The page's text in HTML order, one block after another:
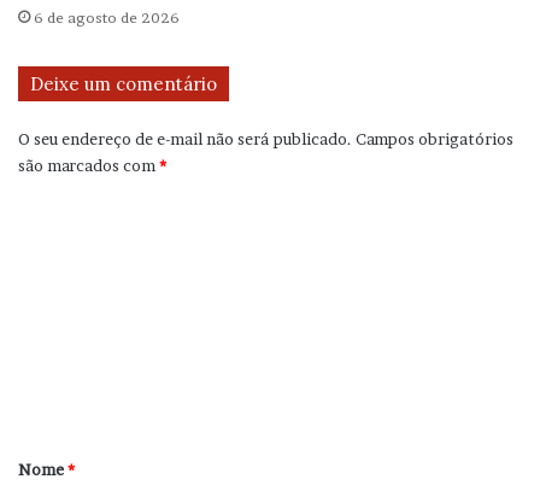
6 de agosto de 2026
Deixe um comentário
O seu endereço de e-mail não será publicado. Campos obrigatórios
são marcados com *
r
Nome*